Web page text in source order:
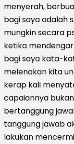
menyerah,
bagi saya adalah
mungkin secara
ketika
bagi saya kata-
melenakan kita
kerap kali
capaiannya
bertanggung
tanggung jawab
lakukan